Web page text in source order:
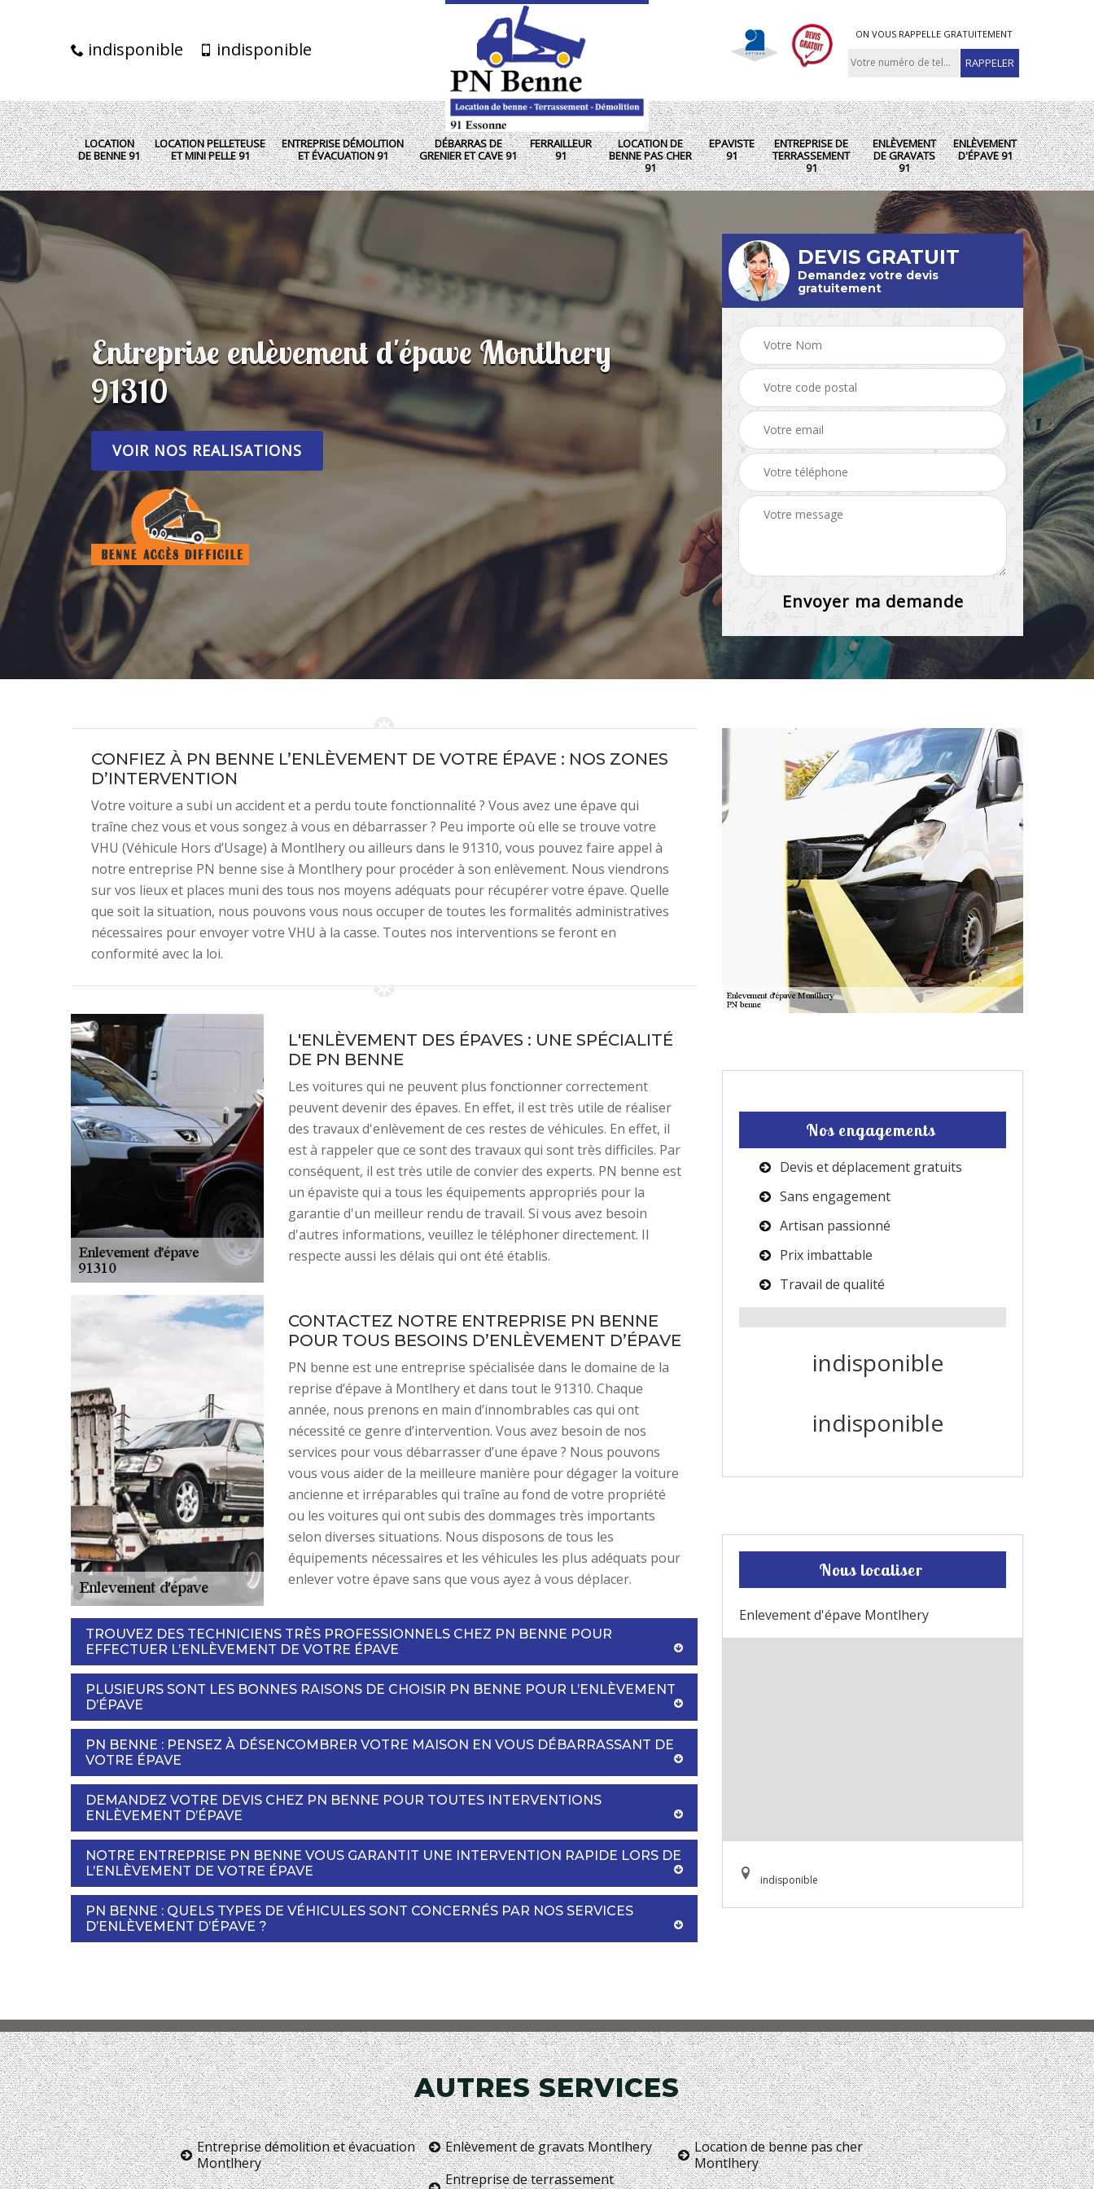
indisponible indisponible
ON VOUS RAPPELLE GRATUITEMENT
LOCATION
DE BENNE 91
LOCATION PELLETEUSE
ET MINI PELLE 91
ENTREPRISE DÉMOLITION
ET ÉVACUATION 91
DÉBARRAS DE
GRENIER ET CAVE 91
FERRAILLEUR
91
LOCATION DE
BENNE PAS CHER
91
EPAVISTE
91
ENTREPRISE DE
TERRASSEMENT
91
ENLÈVEMENT
DE GRAVATS
91
ENLÈVEMENT
D'ÉPAVE 91
Entreprise enlèvement d'épave Montlhery
91310
VOIR NOS REALISATIONS
DEVIS GRATUIT
Demandez votre devis
gratuitement
CONFIEZ À PN BENNE L’ENLÈVEMENT DE VOTRE ÉPAVE : NOS ZONES
D’INTERVENTION
Votre voiture a subi un accident et a perdu toute fonctionnalité ? Vous avez une épave qui
traîne chez vous et vous songez à vous en débarrasser ? Peu importe où elle se trouve votre
VHU (Véhicule Hors d’Usage) à Montlhery ou ailleurs dans le 91310, vous pouvez faire appel à
notre entreprise PN benne sise à Montlhery pour procéder à son enlèvement. Nous viendrons
sur vos lieux et places muni des tous nos moyens adéquats pour récupérer votre épave. Quelle
que soit la situation, nous pouvons vous nous occuper de toutes les formalités administratives
nécessaires pour envoyer votre VHU à la casse. Toutes nos interventions se feront en
conformité avec la loi.
L'ENLÈVEMENT DES ÉPAVES : UNE SPÉCIALITÉ
DE PN BENNE
Les voitures qui ne peuvent plus fonctionner correctement
peuvent devenir des épaves. En effet, il est très utile de réaliser
des travaux d'enlèvement de ces restes de véhicules. En effet, il
est à rappeler que ce sont des travaux qui sont très difficiles. Par
conséquent, il est très utile de convier des experts. PN benne est
un épaviste qui a tous les équipements appropriés pour la
garantie d'un meilleur rendu de travail. Si vous avez besoin
d'autres informations, veuillez le téléphoner directement. Il
respecte aussi les délais qui ont été établis.
CONTACTEZ NOTRE ENTREPRISE PN BENNE
POUR TOUS BESOINS D’ENLÈVEMENT D’ÉPAVE
PN benne est une entreprise spécialisée dans le domaine de la
reprise d’épave à Montlhery et dans tout le 91310. Chaque
année, nous prenons en main d’innombrables cas qui ont
nécessité ce genre d’intervention. Vous avez besoin de nos
services pour vous débarrasser d’une épave ? Nous pouvons
vous vous aider de la meilleure manière pour dégager la voiture
ancienne et irréparables qui traîne au fond de votre propriété
ou les voitures qui ont subis des dommages très importants
selon diverses situations. Nous disposons de tous les
équipements nécessaires et les véhicules les plus adéquats pour
enlever votre épave sans que vous ayez à vous déplacer.
TROUVEZ DES TECHNICIENS TRÈS PROFESSIONNELS CHEZ PN BENNE POUR
EFFECTUER L’ENLÈVEMENT DE VOTRE ÉPAVE
PLUSIEURS SONT LES BONNES RAISONS DE CHOISIR PN BENNE POUR L’ENLÈVEMENT
D’ÉPAVE
PN BENNE : PENSEZ À DÉSENCOMBRER VOTRE MAISON EN VOUS DÉBARRASSANT DE
VOTRE ÉPAVE
DEMANDEZ VOTRE DEVIS CHEZ PN BENNE POUR TOUTES INTERVENTIONS
ENLÈVEMENT D’ÉPAVE
NOTRE ENTREPRISE PN BENNE VOUS GARANTIT UNE INTERVENTION RAPIDE LORS DE
L’ENLÈVEMENT DE VOTRE ÉPAVE
PN BENNE : QUELS TYPES DE VÉHICULES SONT CONCERNÉS PAR NOS SERVICES
D’ENLÈVEMENT D’ÉPAVE ?
Nos engagements
Devis et déplacement gratuits
Sans engagement
Artisan passionné
Prix imbattable
Travail de qualité
indisponible
indisponible
Nous localiser
Enlevement d'épave Montlhery
indisponible
AUTRES SERVICES
Entreprise démolition et évacuation
Montlhery
Enlèvement de gravats Montlhery
Entreprise de terrassement
Location de benne pas cher
Montlhery